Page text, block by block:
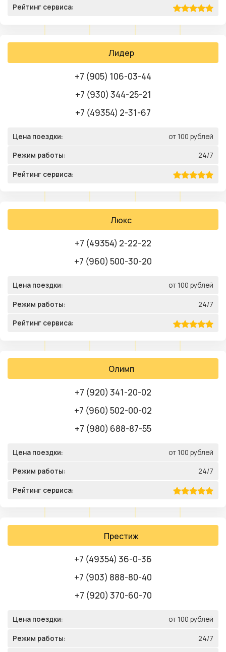
Рейтинг сервиса:
Лидер
+7 (905) 106-03-44
+7 (930) 344-25-21
+7 (49354) 2-31-67
Цена поездки: от 100 рублей
Режим работы: 24/7
Рейтинг сервиса:
Люкс
+7 (49354) 2-22-22
+7 (960) 500-30-20
Цена поездки: от 100 рублей
Режим работы: 24/7
Рейтинг сервиса:
Олимп
+7 (920) 341-20-02
+7 (960) 502-00-02
+7 (980) 688-87-55
Цена поездки: от 100 рублей
Режим работы: 24/7
Рейтинг сервиса:
Престиж
+7 (49354) 36-0-36
+7 (903) 888-80-40
+7 (920) 370-60-70
Цена поездки: от 100 рублей
Режим работы: 24/7